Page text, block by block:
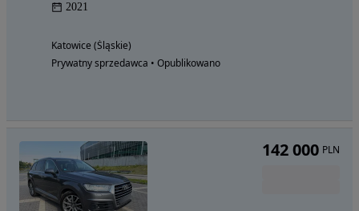
2021
Katowice (Śląskie)
Prywatny sprzedawca • Opublikowano
142 000 PLN